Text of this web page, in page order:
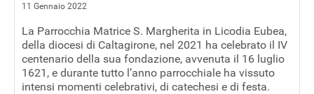
11 Gennaio 2022
La Parrocchia Matrice S. Margherita in Licodia Eubea,
della diocesi di Caltagirone, nel 2021 ha celebrato il IV
centenario della sua fondazione, avvenuta il 16 luglio
1621, e durante tutto l’anno parrocchiale ha vissuto
intensi momenti celebrativi, di catechesi e di festa.